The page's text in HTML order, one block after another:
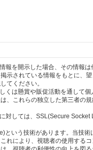
報を開示した場合、その情報は
示されている情報をもとに、
てください。
くは懸賞や販促活動を通して個
、これらの独立した第三者の
対しては、SSL(Secure Socket
という技術があります。当技術
れにより、視聴者の使用する